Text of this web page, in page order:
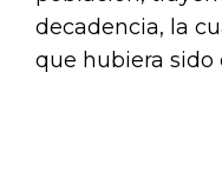
decadencia, la
que hubiera sido